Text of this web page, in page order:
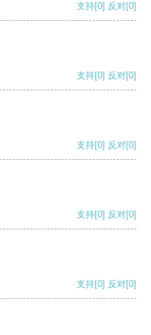
支持[0] 反对[0]
支持[0] 反对[0]
支持[0] 反对[0]
支持[0] 反对[0]
支持[0] 反对[0]